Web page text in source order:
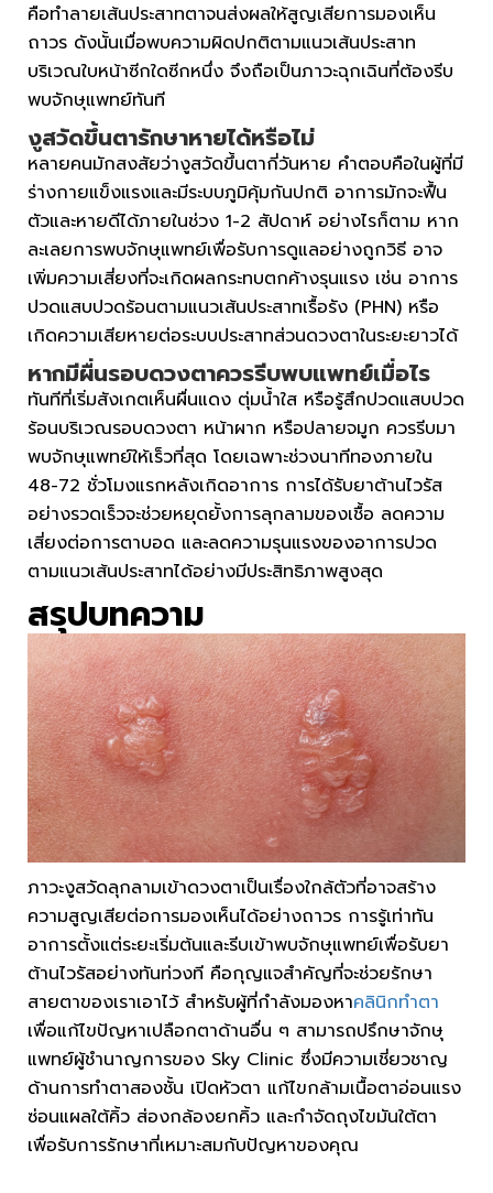
คือทำลายเส้นประสาทตาจนส่งผลให้สูญเสียการมองเห็น
ถาวร ดังนั้นเมื่อพบความผิดปกติตามแนวเส้นประสาท
บริเวณใบหน้าซีกใดซีกหนึ่ง จึงถือเป็นภาวะฉุกเฉินที่ต้องรีบ
พบจักษุแพทย์ทันที
งูสวัดขึ้นตารักษาหายได้หรือไม่
หลายคนมักสงสัยว่างูสวัดขึ้นตากี่วันหาย คำตอบคือในผู้ที่มี
ร่างกายแข็งแรงและมีระบบภูมิคุ้มกันปกติ อาการมักจะฟื้น
ตัวและหายดีได้ภายในช่วง 1-2 สัปดาห์ อย่างไรก็ตาม หาก
ละเลยการพบจักษุแพทย์เพื่อรับการดูแลอย่างถูกวิธี อาจ
เพิ่มความเสี่ยงที่จะเกิดผลกระทบตกค้างรุนแรง เช่น อาการ
ปวดแสบปวดร้อนตามแนวเส้นประสาทเรื้อรัง (PHN) หรือ
เกิดความเสียหายต่อระบบประสาทส่วนดวงตาในระยะยาวได้
หากมีผื่นรอบดวงตาควรรีบพบแพทย์เมื่อไร
ทันทีที่เริ่มสังเกตเห็นผื่นแดง ตุ่มน้ำใส หรือรู้สึกปวดแสบปวด
ร้อนบริเวณรอบดวงตา หน้าผาก หรือปลายจมูก ควรรีบมา
พบจักษุแพทย์ให้เร็วที่สุด โดยเฉพาะช่วงนาทีทองภายใน
48-72 ชั่วโมงแรกหลังเกิดอาการ การได้รับยาต้านไวรัส
อย่างรวดเร็วจะช่วยหยุดยั้งการลุกลามของเชื้อ ลดความ
เสี่ยงต่อการตาบอด และลดความรุนแรงของอาการปวด
ตามแนวเส้นประสาทได้อย่างมีประสิทธิภาพสูงสุด
สรุปบทความ
ภาวะงูสวัดลุกลามเข้าดวงตาเป็นเรื่องใกล้ตัวที่อาจสร้าง
ความสูญเสียต่อการมองเห็นได้อย่างถาวร การรู้เท่าทัน
อาการตั้งแต่ระยะเริ่มต้นและรีบเข้าพบจักษุแพทย์เพื่อรับยา
ต้านไวรัสอย่างทันท่วงที คือกุญแจสำคัญที่จะช่วยรักษา
สายตาของเราเอาไว้ สำหรับผู้ที่กำลังมองหาคลินิกทำตา
เพื่อแก้ไขปัญหาเปลือกตาด้านอื่น ๆ สามารถปรึกษาจักษุ
แพทย์ผู้ชำนาญการของ Sky Clinic ซึ่งมีความเชี่ยวชาญ
ด้านการทำตาสองชั้น เปิดหัวตา แก้ไขกล้ามเนื้อตาอ่อนแรง
ซ่อนแผลใต้คิ้ว ส่องกล้องยกคิ้ว และกำจัดถุงไขมันใต้ตา
เพื่อรับการรักษาที่เหมาะสมกับปัญหาของคุณ